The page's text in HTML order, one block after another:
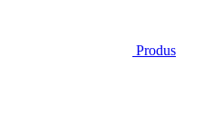
Produs